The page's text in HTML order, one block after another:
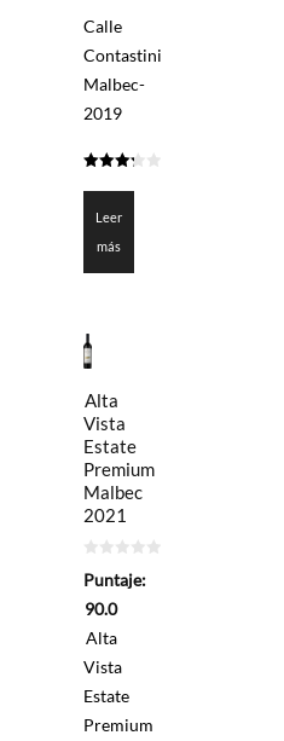
Calle
Contastini
Malbec-
2019
de 5
Leer
más
Alta
Vista
Estate
Premium
Malbec
2021
de
Puntaje:
90.0
Alta
Vista
Estate
Premium